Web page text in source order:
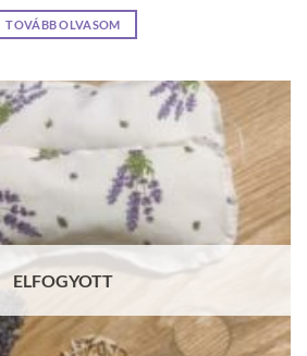
TOVÁBB OLVASOM
ELFOGYOTT